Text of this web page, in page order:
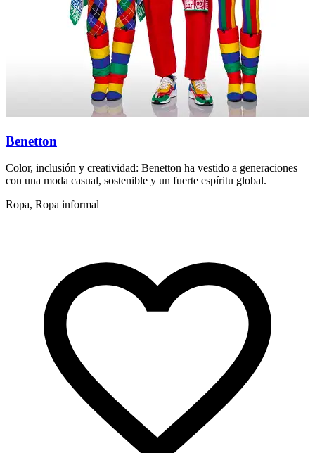
Benetton
Color, inclusión y creatividad: Benetton ha vestido a generaciones
con una moda casual, sostenible y un fuerte espíritu global.
Ropa, Ropa informal